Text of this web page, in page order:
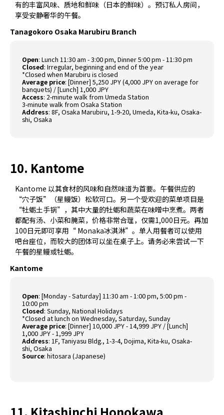
有的丰富风味、质地和鲜味（日本的鲜味）。预订私人房间，
享受安静奢华的午餐。
Tanagokoro Osaka Marubiru Branch
Open: Lunch 11:30 am - 3:00 pm, Dinner 5:00 pm - 11:30 pm
Closed: Irregular, beginning and end of the year
*Closed when Marubiru is closed
Average price: [Dinner] 5,250 JPY (4,000 JPY on average for
banquets) / [Lunch] 1,000 JPY
Access: 2-minute walk from Umeda Station
3-minute walk from Osaka Station
Address: 8F, Osaka Marubiru, 1-9-20, Umeda, Kita-ku, Osaka-
shi, Osaka
10. Kantome
Kantome 以其食材的风味和自然味道为首要。午餐供应的
“穴子饭”（星鳗饭）松软可口。另一个受欢迎的菜单项目是
“牡蛎土手锅”，其中大量的牡蛎和蔬菜在味噌中烹煮。两者
都配有汤、小菜和腌菜，价格非常合理，仅需1,000日元。再加
100日元即可享用“ Monaka冰淇淋”。单人用餐者可以使用
吧台座位，而较大的团体可以坐在桌子上。请务必来尝试一下
午餐的星鳗或牡蛎。
Kantome
Open: [Monday - Saturday] 11:30 am - 1:00 pm, 5:00 pm -
10:00 pm
Closed: Sunday, National Holidays
*Closed at lunch on Wednesday, Saturday, Sunday
Average price: [Dinner] 10,000 JPY - 14,999 JPY / [Lunch]
1,000 JPY - 1,999 JPY
Address: 1F, Taniyasu Bldg., 1-3-4, Dojima, Kita-ku, Osaka-
shi, Osaka
Source:hitosara (Japanese)